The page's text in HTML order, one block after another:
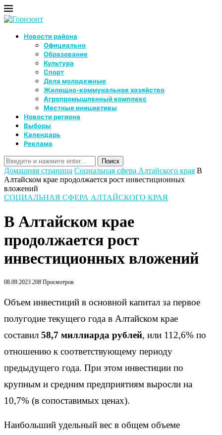
Новости района
Официально
Образование
Культура
Спорт
Дела молодежные
Жилищно-коммунальное хозяйство
Агропромышленный комплекс
Местные инициативы
Новости региона
Выборы
Календарь
Реклама
Домашняя страница Социальная сфера Алтайского края В
Алтайском крае продолжается рост инвестиционных
вложений
СОЦИАЛЬНАЯ СФЕРА АЛТАЙСКОГО КРАЯ
В Алтайском крае
продолжается рост
инвестиционных вложений
08.09.2023 208 Просмотров
Объем инвестиций в основной капитал за первое
полугодие текущего года в Алтайском крае
составил 58,7 миллиарда рублей, или 112,6% по
отношению к соответствующему периоду
предыдущего года. При этом инвестиции по
крупным и средним предприятиям выросли на
10,7% (в сопоставимых ценах).
Наибольший удельный вес в общем объеме